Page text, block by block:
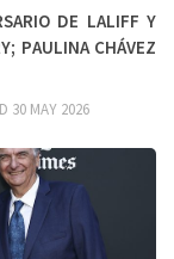
de LALIFF y
Paulina Chávez
30 MAY 2026